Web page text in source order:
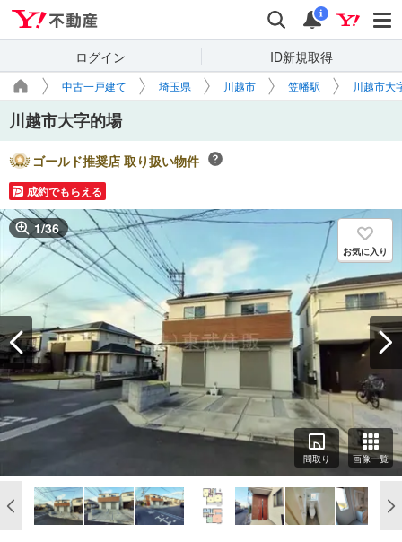
検索 通知
i
ログイン ID新規取得
中古一戸建て 埼玉県 川越市 笠幡駅 川越市大
川越市大字的場
ゴールド推奨店 取り扱い物件
成約でもらえる
1/36
お気に入り
間取り 画像一覧